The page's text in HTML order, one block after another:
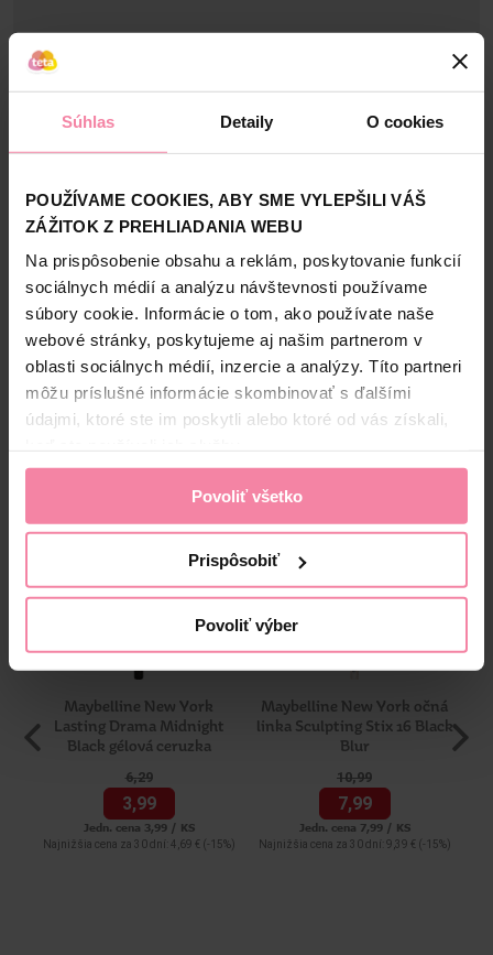
Súhlas Detaily O cookies
POUŽÍVAME COOKIES, ABY SME VYLEPŠILI VÁŠ
ZÁŽITOK Z PREHLIADANIA WEBU
Na prispôsobenie obsahu a reklám, poskytovanie funkcií
sociálnych médií a analýzu návštevnosti používame
súbory cookie. Informácie o tom, ako používate naše
webové stránky, poskytujeme aj našim partnerom v
oblasti sociálnych médií, inzercie a analýzy. Títo partneri
môžu príslušné informácie skombinovať s ďalšími
údajmi, ktoré ste im poskytli alebo ktoré od vás získali,
Povoliť všetko
Prispôsobiť
Povoliť výber
Informácie o výrobku
Dlhotrvácne linky rýchlo, lacno, jednoducho.
LOD
Zobraziť viac
Bezpečnosť a balenie
Zloženie
High-contrast mode
Alternatívne produkty
Maybelline New York
Lasting Drama Midnight
Black gélová ceruzka
6,29
3,99
Jedn. cena 3,99 / KS
Najnižšia cena za 30 dní: 4,69 € (-15%)
Maybelline New York očná
linka Sculpting Stix 16 Black
Blur
10,99
7,99
Jedn. cena 7,99 / KS
Najnižšia cena za 30 dní: 9,39 € (-15%)